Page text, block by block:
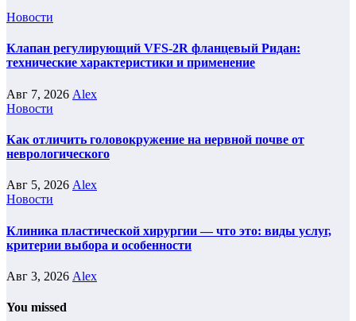
Новости
Клапан регулирующий VFS-2R фланцевый Ридан:
технические характеристики и применение
Авг 7, 2026 Alex
Новости
Как отличить головокружение на нервной почве от
неврологического
Авг 5, 2026 Alex
Новости
Клиника пластической хирургии — что это: виды услуг,
критерии выбора и особенности
Авг 3, 2026 Alex
You missed